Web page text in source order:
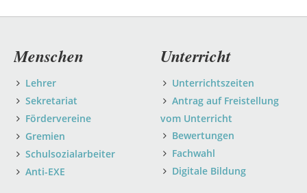
Navigation
Menschen
Lehrer
Sekretariat
Fördervereine
Gremien
Schulsozialarbeiter
Anti-EXE
Unterricht
Unterrichtszeiten
Antrag auf Freistellung
vom Unterricht
Bewertungen
Fachwahl
Digitale Bildung